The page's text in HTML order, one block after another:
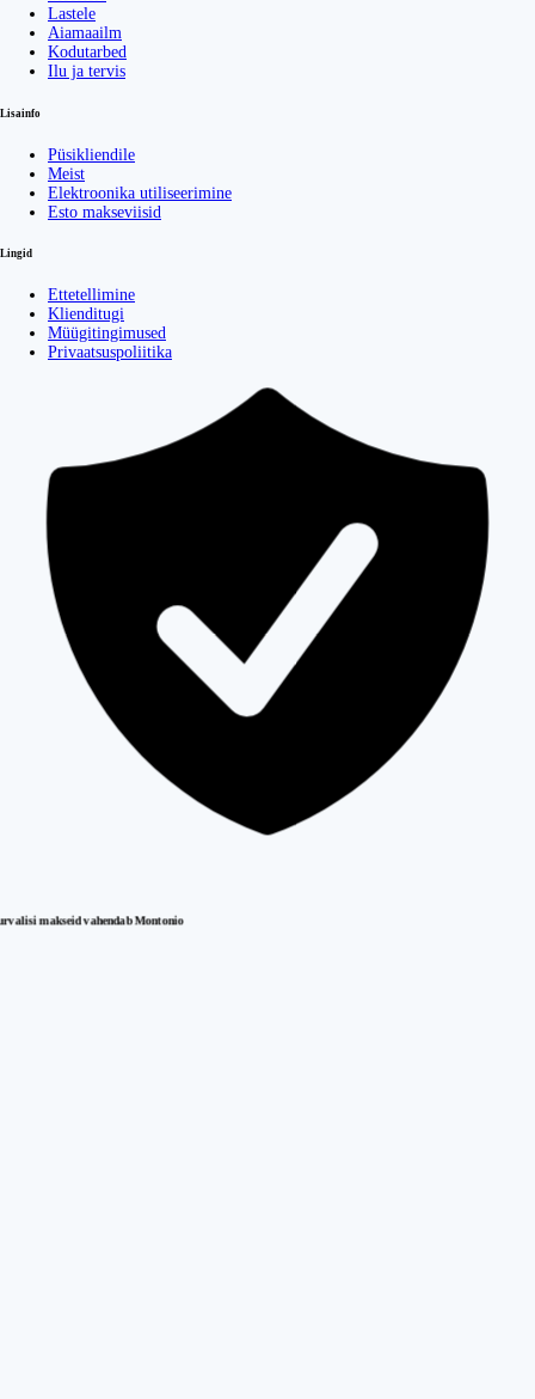
Lastele
Aiamaailm
Kodutarbed
Ilu ja tervis
Lisainfo
Püsikliendile
Meist
Elektroonika utiliseerimine
Esto makseviisid
Lingid
Ettetellimine
Klienditugi
Müügitingimused
Privaatsuspoliitika
makseid vahendab Montonio